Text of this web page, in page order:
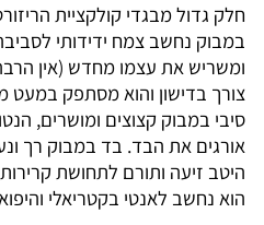
חלק גדול מבגדי קולקציית
במבוק נחשב צמח ידידותי
ומשריש את עצמו מחדש (אין
צורך בדישון והוא מסתפק במעט
סיבי במבוק קצוצים ומושרים,
אורגים את הבד. בד במבוק רך
היטב זיעה ותורם לתחושת
הוא נחשב לאנטי בקטריאלי